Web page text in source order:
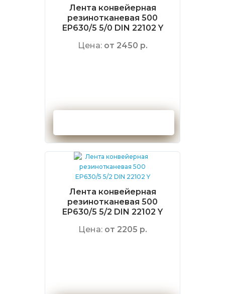
Лента конвейерная
резинотканевая 500
EP630/5 5/0 DIN 22102 Y
Цена: от 2450 р.
Лента конвейерная
резинотканевая 500
EP630/5 5/2 DIN 22102 Y
Цена: от 2205 р.